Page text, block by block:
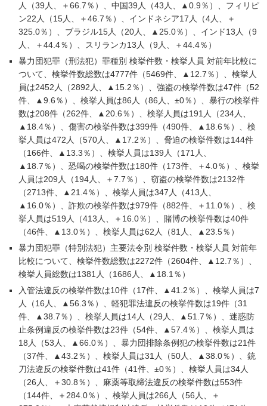
人（39人、＋66.7％）、中国39人（43人、▲0.9％）、フィリピ
ン22人（15人、＋46.7％）、インドネシア17人（4人、＋
325.0％）、ブラジル15人（20人、▲25.0％）、インド13人（9
人、＋44.4％）、スリランカ13人（9人、＋44.4％）
暴力団犯罪（刑法犯）罪種別 検挙件数・検挙人員 対前年比較に
ついて、検挙件数総数は4777件（5469件、▲12.7％）、検挙人
員は2452人（2892人、▲15.2％）、強盗の検挙件数は47件（52
件、▲9.6％）、検挙人員は86人（86人、±0％）、暴行の検挙件
数は208件（262件、▲20.6％）、検挙人員は191人（234人、
▲18.4％）、傷害の検挙件数は399件（490件、▲18.6％）、検
挙人員は472人（570人、▲17.2％）、脅迫の検挙件数は144件
（166件、▲13.3％）、検挙人員は139人（171人、
▲18.7％）、恐喝の検挙件数は180件（173件、＋4.0％）、検挙
人員は209人（194人、＋7.7％）、窃盗の検挙件数は2132件
（2713件、▲21.4％）、検挙人員は347人（413人、
▲16.0％）、詐欺の検挙件数は979件（882件、＋11.0％）、検
挙人員は519人（413人、＋16.0％）、賭博の検挙件数は40件
（46件、▲13.0％）、検挙人員は62人（81人、▲23.5％）
暴力団犯罪（特別法犯）主要法令別 検挙件数・検挙人員 対前年
比較について、検挙件数総数は2272件（2604件、▲12.7％）、
検挙人員総数は1381人（1686人、▲18.1％）
入管法違反の検挙件数は10件（17件、▲41.2％）、検挙人員は7
人（16人、▲56.3％）、軽犯罪法違反の検挙件数は19件（31
件、▲38.7％）、検挙人員は14人（29人、▲51.7％）、迷惑防
止条例違反の検挙件数は23件（54件、▲57.4％）、検挙人員は
18人（53人、▲66.0％）、暴力団排除条例犯の検挙件数は21件
（37件、▲43.2％）、検挙人員は31人（50人、▲38.0％）、銃
刀法違反の検挙件数は41件（41件、±0％）、検挙人員は34人
（26人、＋30.8％）、麻薬等取締法違反の検挙件数は553件
（144件、＋284.0％）、検挙人員は266人（56人、＋